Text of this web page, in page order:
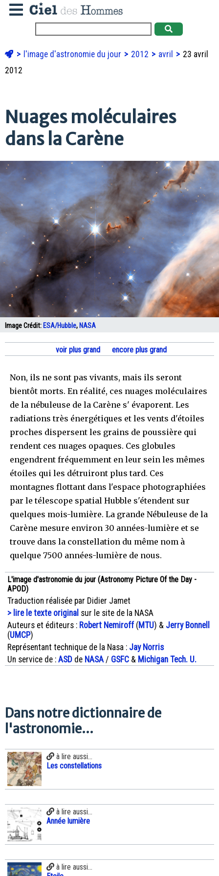
l'image d'astronomie du jour 2012 avril
23 avril
2012
Nuages moléculaires
dans la Carène
Image Crédit: ESA/Hubble, NASA
voir plus grand encore plus grand
Non, ils ne sont pas vivants, mais ils seront
bientôt morts. En réalité, ces nuages moléculaires
de la nébuleuse de la Carène s' évaporent. Les
radiations très énergétiques et les vents d'étoiles
proches dispersent les grains de poussière qui
rendent ces nuages opaques. Ces globules
engendrent fréquemment en leur sein les mêmes
étoiles qui les détruiront plus tard. Ces
montagnes flottant dans l'espace photographiées
par le télescope spatial Hubble s'étendent sur
quelques mois-lumière. La grande Nébuleuse de la
Carène mesure environ 30 années-lumière et se
trouve dans la constellation du même nom à
quelque 7500 années-lumière de nous.
L'image d'astronomie du jour (Astronomy Picture Of the Day -
APOD)
Traduction réalisée par Didier Jamet
> lire le texte original sur le site de la NASA
Auteurs et éditeurs : Robert Nemiroff(MTU) & Jerry Bonnell
(UMCP)
Représentant technique de la Nasa : Jay Norris
Un service de : ASD de NASA / GSFC & Michigan Tech. U.
Dans notre dictionnaire de
l'astronomie...
à lire aussi...
Les constellations
à lire aussi...
Année lumière
à lire aussi...